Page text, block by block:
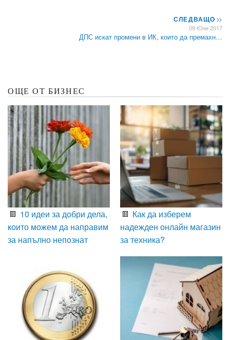
СЛЕДВАЩО>>
09 Юни 2017
ДПС искат промени в ИК, които да премахн…
ОЩЕ ОТ БИЗНЕС
10 идеи за добри дела,
които можем да направим
за напълно непознат
Как да изберем
надежден онлайн магазин
за техника?